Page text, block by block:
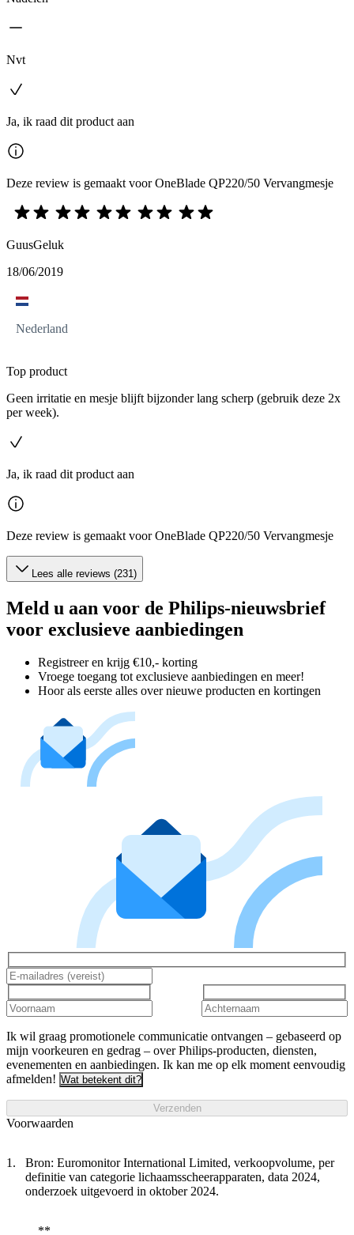
Nvt
Ja, ik raad dit product aan
Deze review is gemaakt voor OneBlade QP220/50 Vervangmesje
GuusGeluk
18/06/2019
Nederland
Top product
Geen irritatie en mesje blijft bijzonder lang scherp (gebruik deze 2x
per week).
Ja, ik raad dit product aan
Deze review is gemaakt voor OneBlade QP220/50 Vervangmesje
Lees alle reviews (231)
Meld u aan voor de Philips-nieuwsbrief
voor exclusieve aanbiedingen
Registreer en krijg €10,- korting
Vroege toegang tot exclusieve aanbiedingen en meer!
Hoor als eerste alles over nieuwe producten en kortingen
Ik wil graag promotionele communicatie ontvangen – gebaseerd op
mijn voorkeuren en gedrag – over Philips-producten, diensten,
evenementen en aanbiedingen. Ik kan me op elk moment eenvoudig
afmelden! Wat betekent dit?
Verzenden
Voorwaarden
Bron: Euromonitor International Limited, verkoopvolume, per
definitie van categorie lichaamsscheerapparaten, data 2024,
onderzoek uitgevoerd in oktober 2024.